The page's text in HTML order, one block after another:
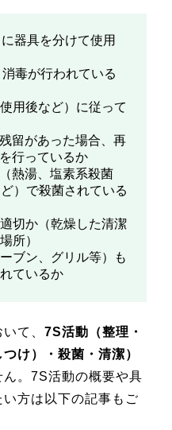
器具を分けて使用
毒が行われている
用後など）に従って
留があった場合、再
行っているか
熱湯、塩素系殺菌
）で殺菌されている
切か（乾燥した清潔
所）
ブン、グリル等）も
ているか
て、 7S活動（整理・
け）・殺菌・清潔）
。7S活動の概要や具
方は以下の記事もご